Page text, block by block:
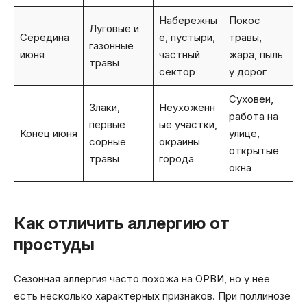
Середина
июня
Луговые и
газонные
травы
Набережны
е, пустыри,
частный
сектор
Покос
травы,
жара, пыль
у дорог
Конец июня
Злаки,
первые
сорные
травы
Неухоженн
ые участки,
окраины
города
Суховеи,
работа на
улице,
открытые
окна
Как отличить аллергию от
простуды
Сезонная аллергия часто похожа на ОРВИ, но у нее
есть несколько характерных признаков. При поллинозе